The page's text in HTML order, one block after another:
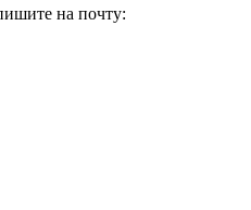
на почту: